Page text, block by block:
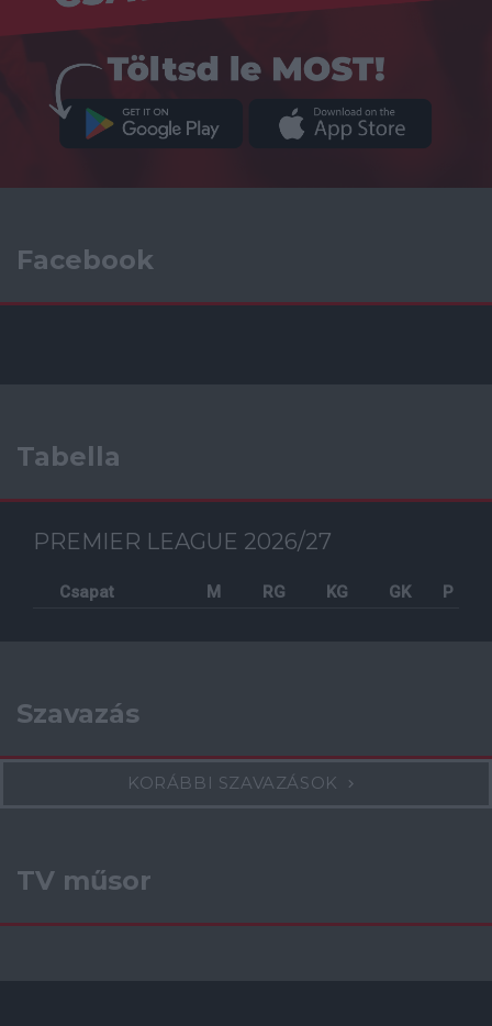
Facebook
Tabella
PREMIER LEAGUE 2026/27
Csapat M RG KG GK P
Szavazás
KORÁBBI SZAVAZÁSOK
TV műsor